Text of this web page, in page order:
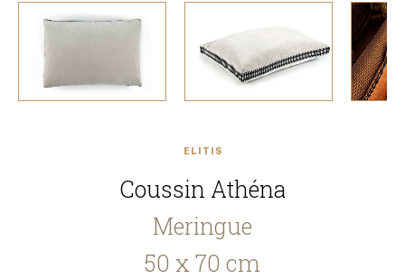
ELITIS
Coussin Athéna
Meringue
50 x 70 cm